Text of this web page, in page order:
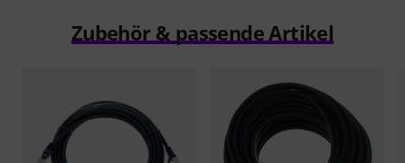
Zubehör & passende Artikel